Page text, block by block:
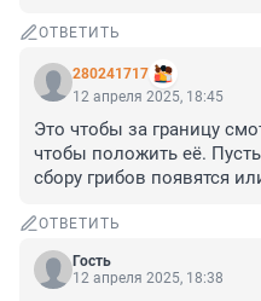
ОТВЕТИТЬ
280241717
12 апреля 2025, 18:45
Это чтобы за границу
чтобы положить её.
сбору грибов появятся
ОТВЕТИТЬ
Гость
12 апреля 2025, 18:38